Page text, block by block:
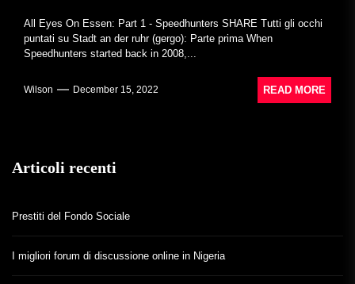
All Eyes On Essen: Part 1 - Speedhunters SHARE Tutti gli occhi
puntati su Stadt an der ruhr (gergo): Parte prima When
Speedhunters started back in 2008,...
Wilson December 15, 2022 READ MORE
Articoli recenti
Prestiti del Fondo Sociale
I migliori forum di discussione online in Nigeria